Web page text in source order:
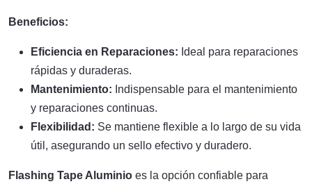
Beneficios:
Eficiencia en Reparaciones: Ideal para reparaciones
rápidas y duraderas.
Mantenimiento: Indispensable para el mantenimiento
y reparaciones continuas.
Flexibilidad: Se mantiene flexible a lo largo de su vida
útil, asegurando un sello efectivo y duradero.
Flashing Tape Aluminio es la opción confiable para